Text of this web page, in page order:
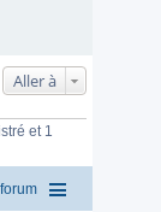
Aller à
et 1